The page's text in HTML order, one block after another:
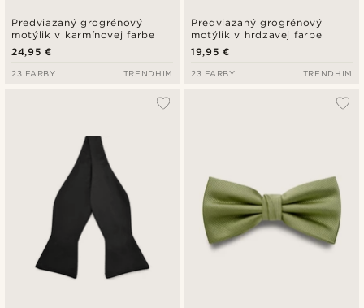
Predviazaný grogrénový
motýlik v karmínovej farbe
24,95 €
23 FARBY TRENDHIM
Predviazaný grogrénový
motýlik v hrdzavej farbe
19,95 €
23 FARBY TRENDHIM